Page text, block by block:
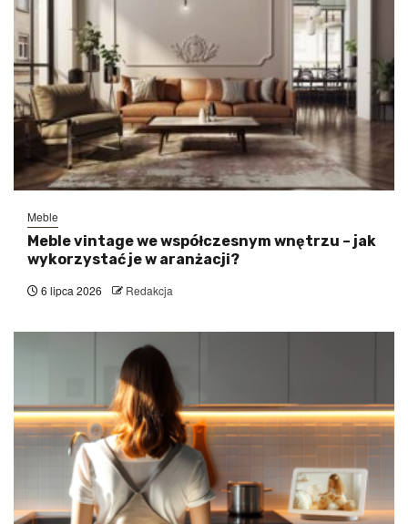
Meble
Meble vintage we współczesnym wnętrzu – jak
wykorzystać je w aranżacji?
6 lipca 2026 Redakcja